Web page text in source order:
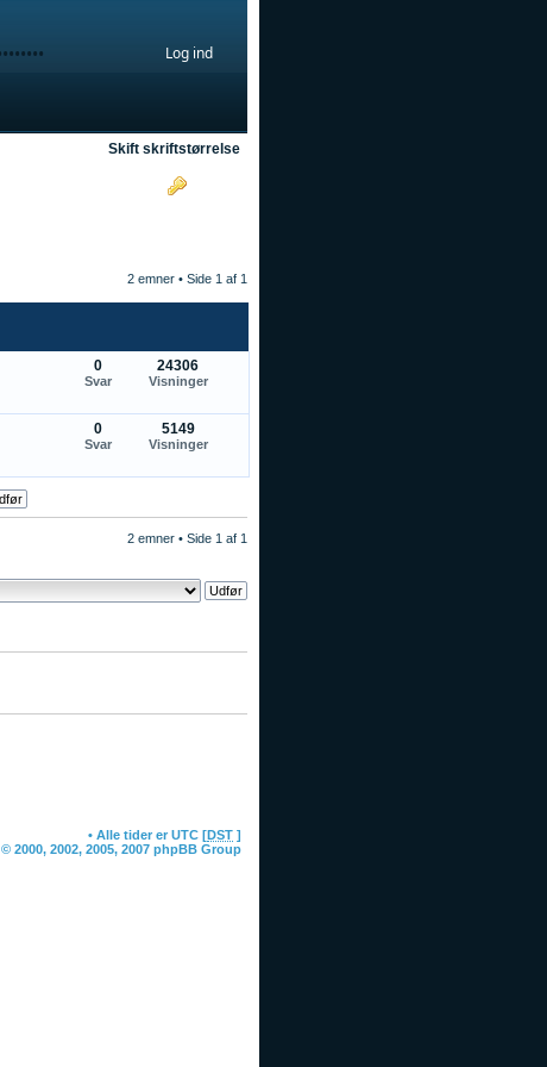
Skift skriftstørrelse
2 emner • Side 1 af 1
0
Svar
24306
Visninger
0
Svar
5149
Visninger
2 emner • Side 1 af 1
• Alle tider er UTC [DST ]
© 2000, 2002, 2005, 2007 phpBB Group